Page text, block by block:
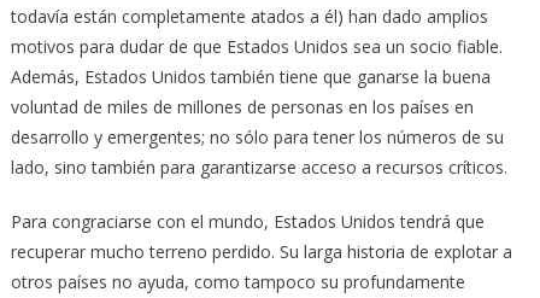
todavía están completamente atados a él) han dado amplios
motivos para dudar de que Estados Unidos sea un socio fiable.
Además, Estados Unidos también tiene que ganarse la buena
voluntad de miles de millones de personas en los países en
desarrollo y emergentes; no sólo para tener los números de su
lado, sino también para garantizarse acceso a recursos críticos.
Para congraciarse con el mundo, Estados Unidos tendrá que
recuperar mucho terreno perdido. Su larga historia de explotar a
otros países no ayuda, como tampoco su profundamente